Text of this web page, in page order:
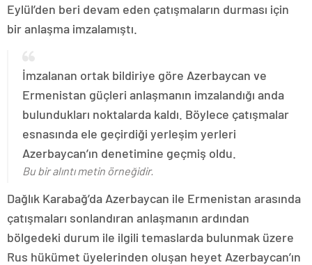
Eylül’den beri devam eden çatışmaların durması için
bir anlaşma imzalamıştı.
İmzalanan ortak bildiriye göre Azerbaycan ve
Ermenistan güçleri anlaşmanın imzalandığı anda
bulundukları noktalarda kaldı. Böylece çatışmalar
esnasında ele geçirdiği yerleşim yerleri
Azerbaycan’ın denetimine geçmiş oldu.
Bu bir alıntı metin örneğidir.
Dağlık Karabağ’da Azerbaycan ile Ermenistan arasında
çatışmaları sonlandıran anlaşmanın ardından
bölgedeki durum ile ilgili temaslarda bulunmak üzere
Rus hükümet üyelerinden oluşan heyet Azerbaycan’ın